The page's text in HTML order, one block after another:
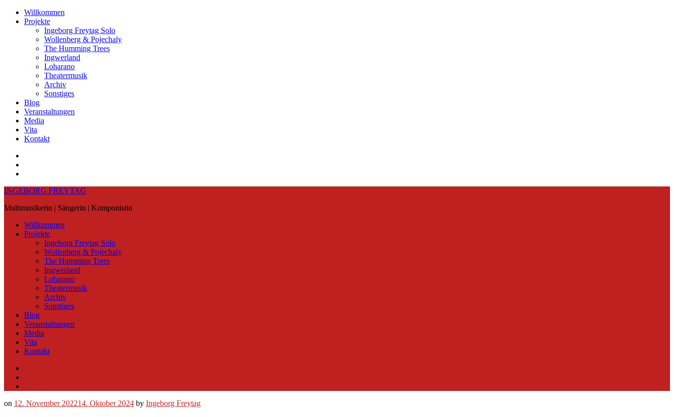
Skip
Willkommen
Projekte
Ingeborg Freytag Solo
Wollenberg & Pojechaly
The Humming Trees
Ingwerland
Loharano
Theatermusik
Archiv
Sonstiges
Blog
Veranstaltungen
Media
Vita
Kontakt
INGEBORG FREYTAG
Multimusikerin | Sängerin | Komponistin
Willkommen
Projekte
Ingeborg Freytag Solo
Wollenberg & Pojechaly
The Humming Trees
Ingwerland
Loharano
Theatermusik
Archiv
Sonstiges
Blog
Veranstaltungen
Media
Vita
Kontakt
on 12. November 202214. Oktober 2024 by Ingeborg Freytag